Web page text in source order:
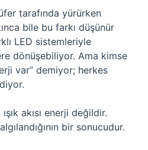
tarafında yürürken
bile bu farkı düşünür
LED sistemleriyle
dönüşebiliyor. Ama kimse
var” demiyor; herkes
akısı enerji değildir.
bir sonucudur.